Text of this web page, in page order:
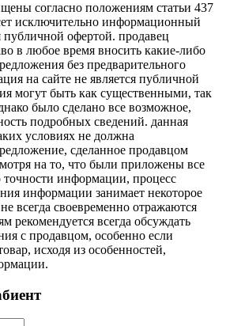
согласно положениям статьи 437
исключительно информационный
публичной офертой. продавец
в любое время вносить какие-либо
без предварительного
на сайте не является публичной
могут быть как существенными, так
было сделано все возможное,
подробных сведений. данная
условиях не должна
сделанное продавцом
на то, что были приложены все
информации, процесс
информации занимает некоторое
всегда своевременно отражаются
рекомендуется всегда обсуждать
с продавцом, особенно если
исходя из особенностей,